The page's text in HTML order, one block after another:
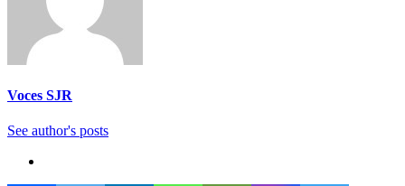
Voces SJR
See author's posts